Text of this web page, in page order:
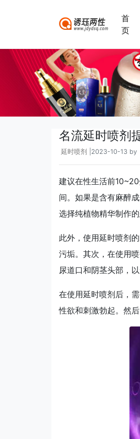
首
页
名流延时喷剂
延时喷剂 |2023-10-13 by
建议在性生活前
间。如果是含有麻醉
选择纯植物精华制作的
此外，使用延时喷剂
污垢。其次，在使用
尿道口和阴茎头部，
在使用延时喷剂后，
性欲和刺激勃起。然